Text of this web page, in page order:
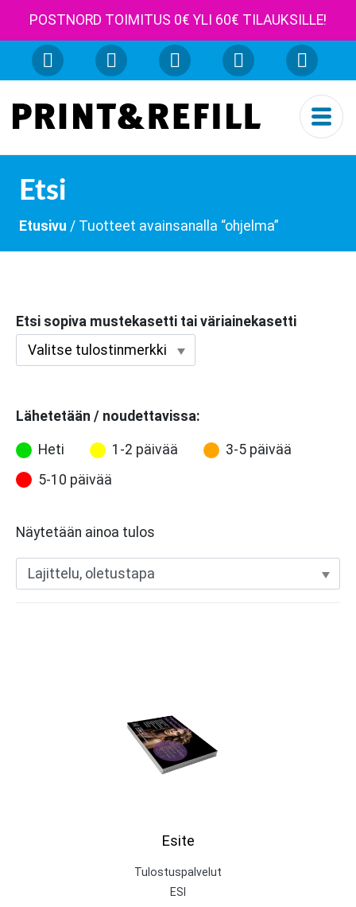
POSTNORD TOIMITUS 0€ YLI 60€ TILAUKSILLE!
Etsi
Etusivu / Tuotteet avainsanalla “ohjelma”
Etsi sopiva mustekasetti tai väriainekasetti
Lähetetään / noudettavissa:
Heti 1-2 päivää
3-5 päivää
5-10 päivää
Näytetään ainoa tulos
Esite
Tulostuspalvelut
ESI